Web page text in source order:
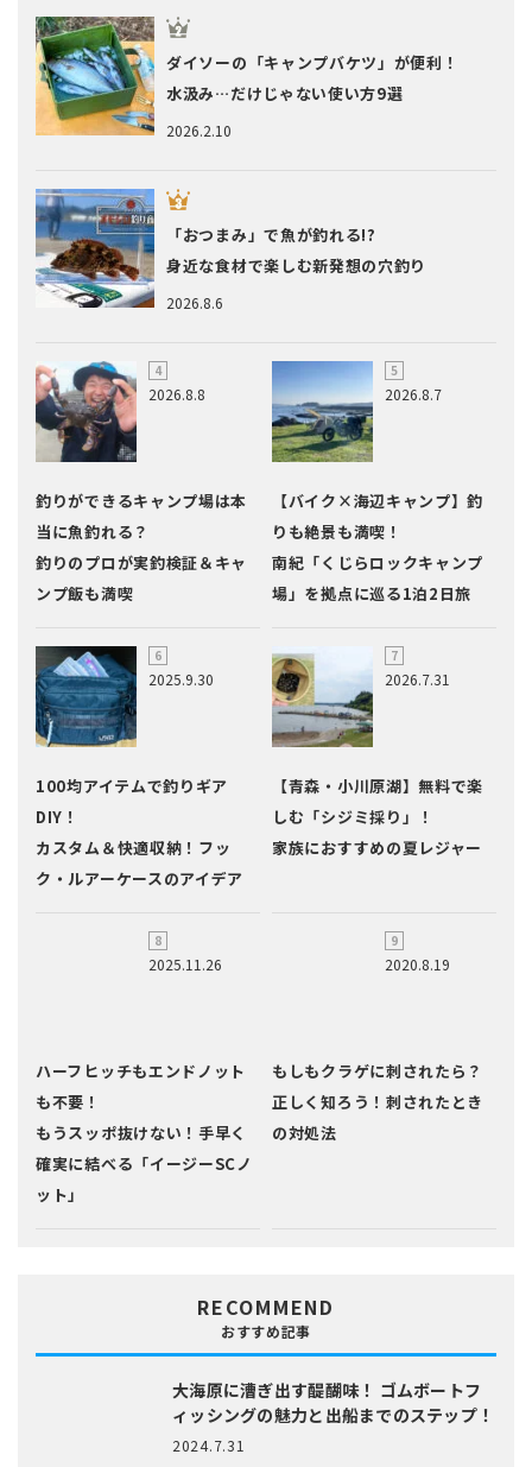
2026.2.10
ダイソーの「キャンプバケツ」が便利！
水汲み…だけじゃない使い方9選
2026.8.6
「おつまみ」で魚が釣れる!?
身近な食材で楽しむ新発想の穴釣り
2026.8.8
釣りができるキャンプ場は本
当に魚釣れる？
釣りのプロが実釣検証＆キャ
ンプ飯も満喫
2026.8.7
【バイク×海辺キャンプ】釣
りも絶景も満喫！
南紀「くじらロックキャンプ
場」を拠点に巡る1泊2日旅
2025.9.30
100均アイテムで釣りギア
DIY！
カスタム＆快適収納！フッ
ク・ルアーケースのアイデア
2026.7.31
【青森・小川原湖】無料で楽
しむ「シジミ採り」！
家族におすすめの夏レジャー
2025.11.26
ハーフヒッチもエンドノット
も不要！
もうスッポ抜けない！手早く
確実に結べる「イージーSCノ
ット」
2020.8.19
もしもクラゲに刺されたら？
正しく知ろう！刺されたとき
の対処法
RECOMMEND
おすすめ記事
大海原に漕ぎ出す醍醐味！ ゴムボートフ
ィッシングの魅力と出船までのステップ！
2024.7.31